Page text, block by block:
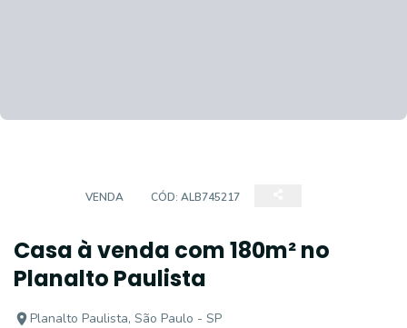
VENDA CÓD: ALB745217
Casa à venda com 180m² no
Planalto Paulista
Planalto Paulista, São Paulo - SP